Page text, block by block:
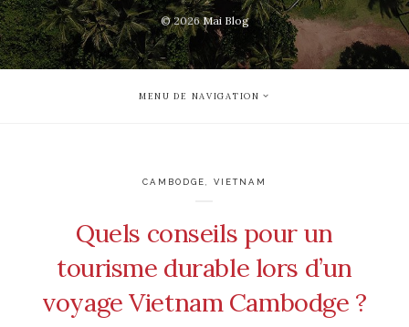
© 2026Mai Blog
MENU DE NAVIGATION
CAMBODGE VIETNAM
Quels conseils pour un
tourisme durable lors d’un
voyage Vietnam Cambodge ?